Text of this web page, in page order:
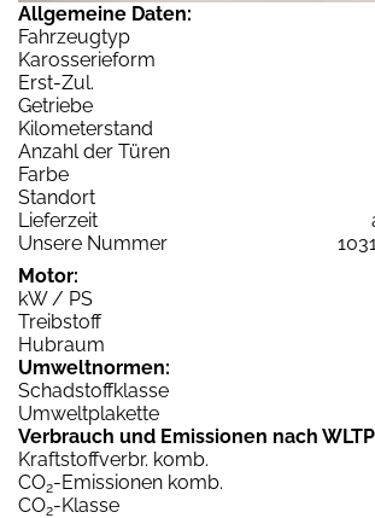
Allgemeine Daten:
Fahrzeugtyp
Karosserieform
Erst-Zul.
Getriebe
Kilometerstand
Anzahl der Türen
Farbe
Standort
Lieferzeit
Unsere Nummer
Motor:
kW / PS
Treibstoff
Hubraum
Umweltnormen:
Schadstoffklasse
Umweltplakette
Verbrauch und Emissionen nach
Kraftstoffverbr. komb.
CO2-Emissionen komb.
CO2-Klasse